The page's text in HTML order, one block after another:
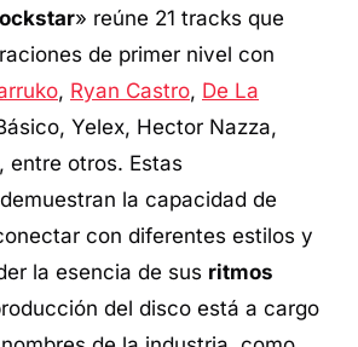
» reúne 21 tracks que
de primer nivel con
, Ryan Castro, De La
Yelex, Hector Nazza,
entre otros. Estas
la capacidad de
con diferentes estilos y
la esencia de sus ritmos
del disco está a cargo